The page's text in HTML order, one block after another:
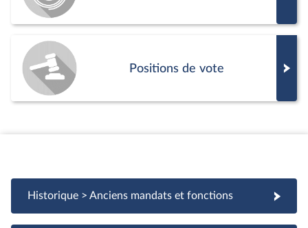
Positions de vote
Historique > Anciens mandats et fonctions